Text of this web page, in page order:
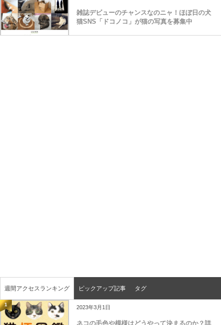
雑誌デビューのチャンスなのニャ！ほぼ日の犬
猫SNS「ドコノコ」が猫の写真を募集中
週間アクセスランキング ピックアップ記事 タグ
1 2023年3月1日
ネコの毛色や模様はどうやって決まるのか？詳